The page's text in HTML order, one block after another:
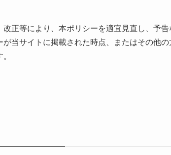
改正等により、本ポリシーを適宜見直し、予
当サイトに掲載された時点、またはその他